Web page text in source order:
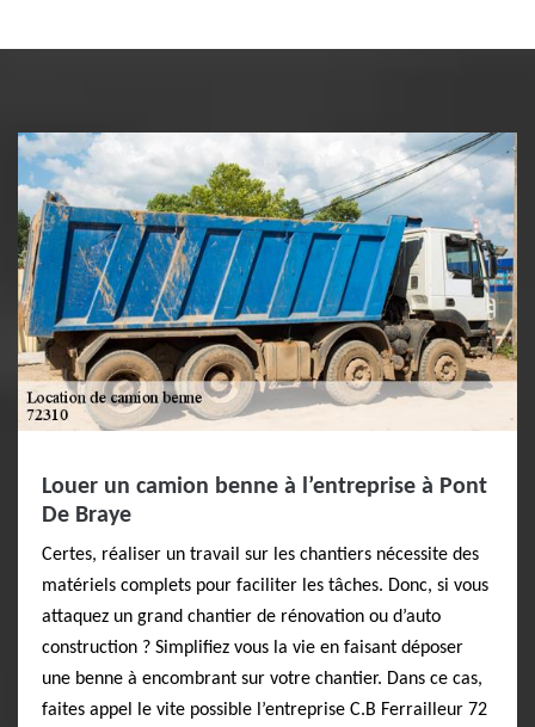
Louer un camion benne à l’entreprise à Pont
De Braye
Certes, réaliser un travail sur les chantiers nécessite des
matériels complets pour faciliter les tâches. Donc, si vous
attaquez un grand chantier de rénovation ou d’auto
construction ? Simplifiez vous la vie en faisant déposer
une benne à encombrant sur votre chantier. Dans ce cas,
faites appel le vite possible l’entreprise C.B Ferrailleur 72